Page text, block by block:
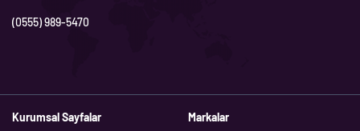
(0555) 989-5470
Kurumsal Sayfalar
Markalar